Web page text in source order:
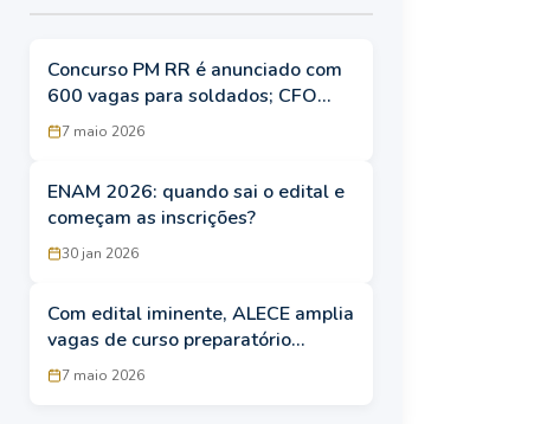
Concurso PM RR é anunciado com
600 vagas para soldados; CFO
terá 100 oportunidades
7 maio 2026
ENAM 2026: quando sai o edital e
começam as inscrições?
30 jan 2026
Com edital iminente, ALECE amplia
vagas de curso preparatório
gratuito para concursos de
7 maio 2026